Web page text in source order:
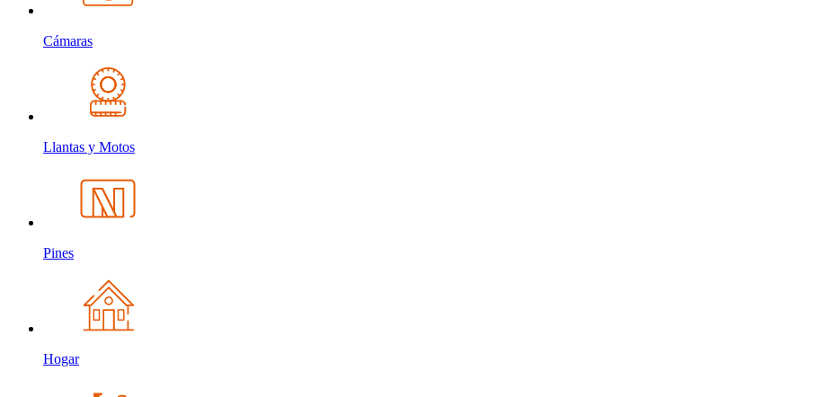
Cámaras
Llantas y Motos
Pines
Hogar